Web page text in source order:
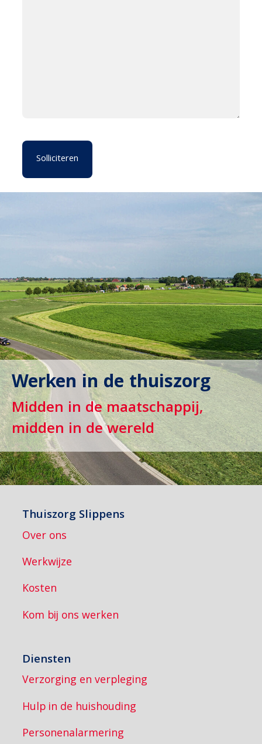
Werken in de thuiszorg
Midden in de maatschappij,
midden in de wereld
Thuiszorg Slippens
Over ons
Werkwijze
Kosten
Kom bij ons werken
Diensten
Verzorging en verpleging
Hulp in de huishouding
Personenalarmering